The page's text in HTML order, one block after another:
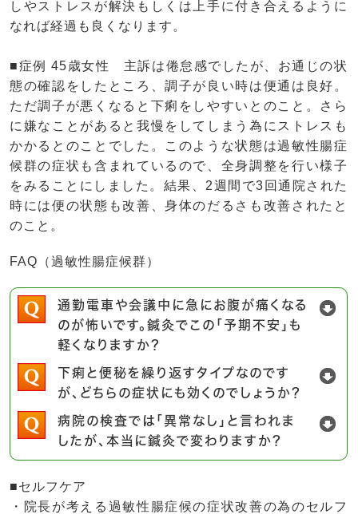
しやストレスが解決もしくは上手に付き合えるように
なれば経過も良くなります。
■症例 45歳女性 主訴は倦怠感でしたが、お通じの状
態の確認をしたところ、調子が良い時は便通は良好。
ただ調子が悪くなると下痢をしやすいとのこと。さら
に嫌なことがあると我慢をしてしまう為にストレスも
かかるとのことでした。このような状態は過敏性腸症
候群の症状も含まれているので、全身調整を行い様子
をみることにしました。結果、2週間で3回通院された
時には便の状態も改善、身体のだるさも改善されたと
のこと。
FAQ（過敏性腸症候群）
通勤電車や会議中に急にお腹が痛くなる
のが怖いです。鍼灸でこの「予期不安」も
軽くなりますか？
下痢と便秘を繰り返すタイプなのです
が、どちらの症状にも効くのでしょうか？
病院の検査では「異常なし」と言われま
したが、本当に鍼灸で変わりますか？
■セルフケア
・院長が考える過敏性腸症候の症状改善の為のセルフ